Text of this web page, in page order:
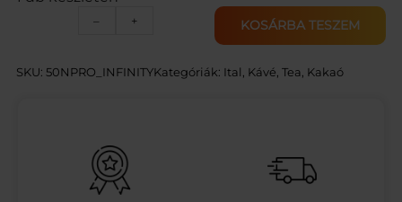
–
L
O
F
F
+ KOSÁRBA TESZEM
SKU: 50NPRO_INFINITYKategóriák: Ital Kávé, Tea, Kakaó